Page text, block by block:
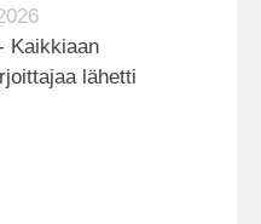
Kaikkiaan
lähetti